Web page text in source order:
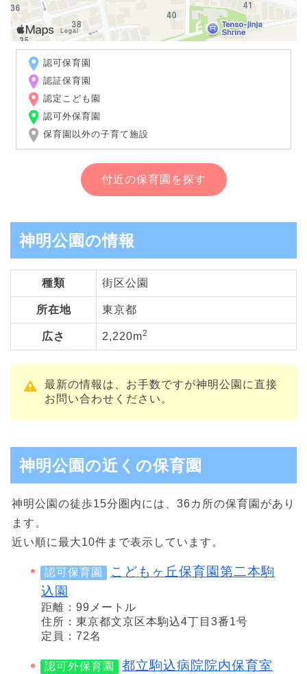
認可保育園
認証保育園
認定こども園
認可外保育園
保育園以外の子育て施設
付近の保育園を探す
神明公園の情報
種類 街区公園
所在地 東京都
広さ 2,220m2
最新の情報は、お手数ですが神明公園に直接
お問い合わせください。
神明公園の近くの保育園
神明公園の徒歩15分圏内には、36カ所の保育園があり
ます。
近い順に最大10件まで表示しています。
認可保育園
こどもヶ丘保育園第二本駒
込園
距離：99メートル
住所：東京都文京区本駒込4丁目3番1号
定員：72名
認可外保育園 都立駒込病院院内保育室